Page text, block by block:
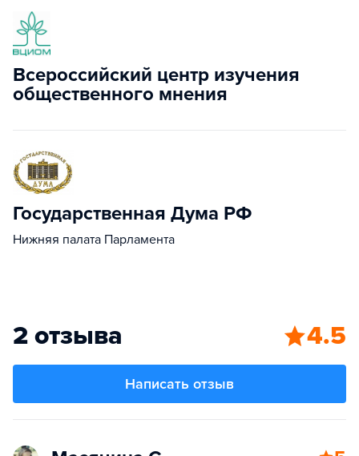
Всероссийский центр изучения
общественного мнения
Государственная Дума РФ
Нижняя палата Парламента
2 отзыва 4.5
Написать отзыв